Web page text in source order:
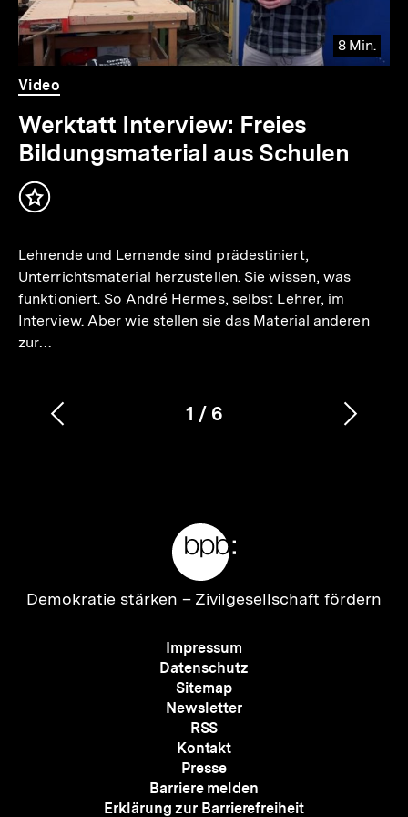
8 Min.
Video
Dauer
8
Min.
Video
Werktatt Interview: Freies
Bildungsmaterial aus Schulen
Inhalt
Lehrende und Lernende sind prädestiniert,
Unterrichtsmaterial herzustellen. Sie wissen, was
funktioniert. So André Hermes, selbst Lehrer, im
Interview. Aber wie stellen sie das Material anderen
zur…
Karussellinhalt
1
von
/ 6
Vorherigen
Zur
Demokratie stärken – Zivilgesellschaft fördern
Meta-
Navigation
Impressum
Datenschutz
Sitemap
Newsletter
RSS
Kontakt
Presse
Barriere melden
Erklärung zur Barrierefreiheit